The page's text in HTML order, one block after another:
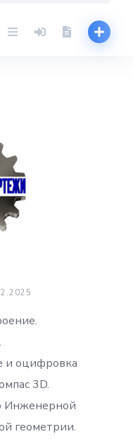
и оцифровка
3D.
Инженерной
геометрии.